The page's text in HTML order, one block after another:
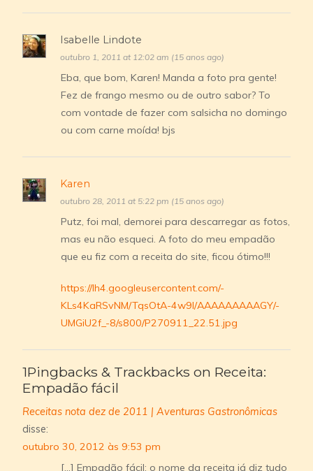
Isabelle Lindote
outubro 1, 2011 at 12:02 am (15 anos ago)
Eba, que bom, Karen! Manda a foto pra gente!
Fez de frango mesmo ou de outro sabor? To
com vontade de fazer com salsicha no domingo
ou com carne moída! bjs
Karen
outubro 28, 2011 at 5:22 pm (15 anos ago)
Putz, foi mal, demorei para descarregar as fotos,
mas eu não esqueci. A foto do meu empadão
que eu fiz com a receita do site, ficou ótimo!!!
https://lh4.googleusercontent.com/-
KLs4KaRSvNM/TqsOtA-4w9I/AAAAAAAAAGY/-
UMGiU2f_-8/s800/P270911_22.51.jpg
1Pingbacks & Trackbacks on Receita:
Empadão fácil
Receitas nota dez de 2011 | Aventuras Gastronômicas
disse:
outubro 30, 2012 às 9:53 pm
[…] Empadão fácil: o nome da receita já diz tudo